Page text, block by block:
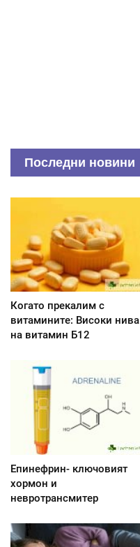
Последни новини
Когато прекалим с
витамините: Високи нива
на витамин Б12
Епинефрин- ключовият
хормон и
невротрансмитер